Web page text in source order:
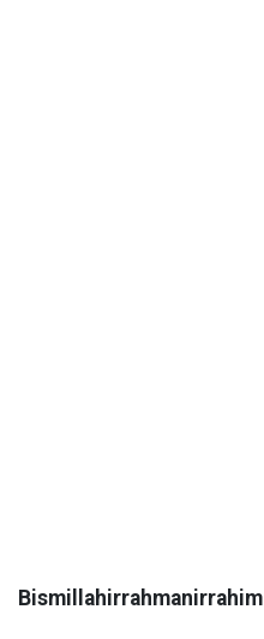
Bismillahirrahmanirrahim